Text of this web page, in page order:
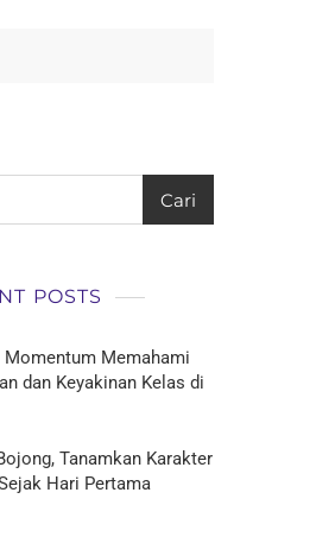
Cari
POSTS
Momentum Memahami
dan Keyakinan Kelas di
Tanamkan Karakter
Hari Pertama